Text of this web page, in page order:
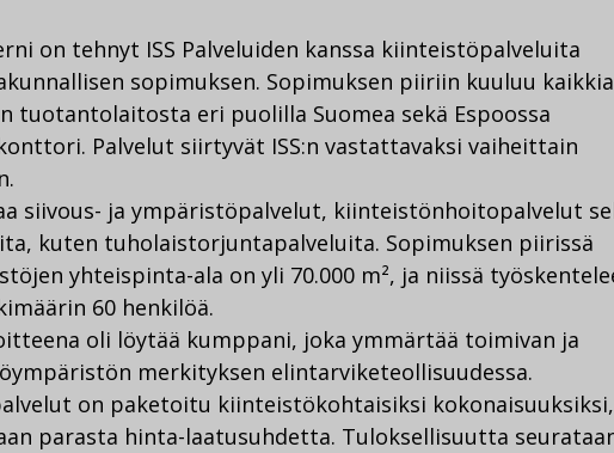
on tehnyt ISS Palveluiden kanssa kiinteistöpalveluita
sopimuksen. Sopimuksen piiriin kuuluu
tuotantolaitosta eri puolilla Suomea sekä Espoossa
Palvelut siirtyvät ISS:n vastattavaksi vaiheittain
siivous- ja ympäristöpalvelut, kiinteistönhoitopalvelut
kuten tuholaistorjuntapalveluita. Sopimuksen piirissä
yhteispinta-ala on yli 70.000 m², ja niissä
60 henkilöä.
oli löytää kumppani, joka ymmärtää toimivan ja
merkityksen elintarviketeollisuudessa.
on paketoitu kiinteistökohtaisiksi kokonaisuuksiksi,
parasta hinta-laatusuhdetta. Tuloksellisuutta